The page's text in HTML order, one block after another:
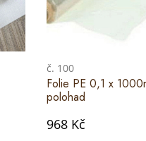
č. 100
Folie PE 0,1 x
polohad
968 Kč